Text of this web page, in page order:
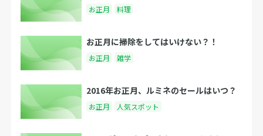
お正月 料理
お正月に掃除をしてはいけない？！
お正月 雑学
2016年お正月、ルミネのセールはいつ？
お正月 人気スポット